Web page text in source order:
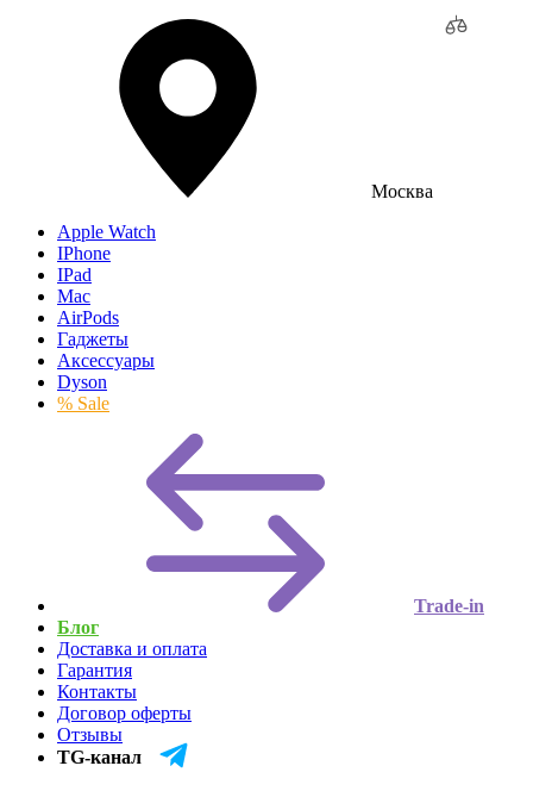
Москва
Apple Watch
IPhone
IPad
Mac
AirPods
Гаджеты
Аксессуары
Dyson
% Sale
Trade-in
Блог
Доставка и оплата
Гарантия
Контакты
Договор оферты
Отзывы
TG-канал